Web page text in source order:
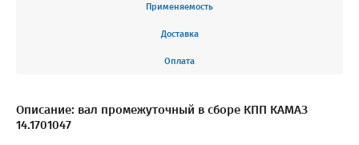
Применяемость
Доставка
Оплата
Описание: вал промежуточный в сборе КПП КАМАЗ
14.1701047